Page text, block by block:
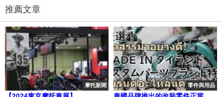
推薦文章
摩托新聞 零件與用品